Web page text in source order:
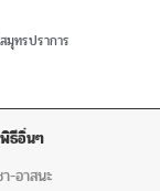
ทรปราการ
ธีอิ่นๆ
-อาสนะ